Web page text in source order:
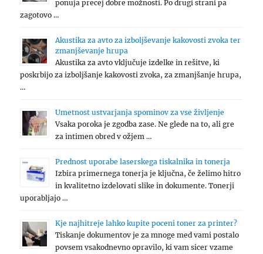
ponuja precej dobre možnosti. Po drugi strani pa
zagotovo …
Akustika za avto za izboljševanje kakovosti zvoka ter
zmanjševanje hrupa
Akustika za avto vključuje izdelke in rešitve, ki
poskrbijo za izboljšanje kakovosti zvoka, za zmanjšanje hrupa,
…
Umetnost ustvarjanja spominov za vse življenje
Vsaka poroka je zgodba zase. Ne glede na to, ali gre
za intimen obred v ožjem …
Prednost uporabe laserskega tiskalnika in tonerja
Izbira primernega tonerja je ključna, če želimo hitro
in kvalitetno izdelovati slike in dokumente. Tonerji
uporabljajo …
Kje najhitreje lahko kupite poceni toner za printer?
Tiskanje dokumentov je za mnoge med vami postalo
povsem vsakodnevno opravilo, ki vam sicer vzame